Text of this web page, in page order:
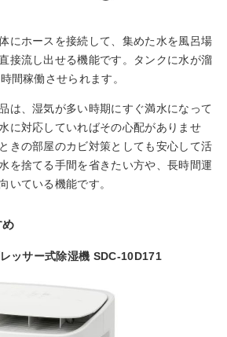
にホースを接続して、集めた水を風呂場
接流し出せる機能です。タンクに水が溜
間稼働させられます。
は、湿気が多い時期にすぐ満水になって
に対応していればその心配がありませ
きの部屋のカビ対策としても安心して活
を捨てる手間を省きたい方や、長時間運
いている機能です。
ッサー式除湿機 SDC-10D171